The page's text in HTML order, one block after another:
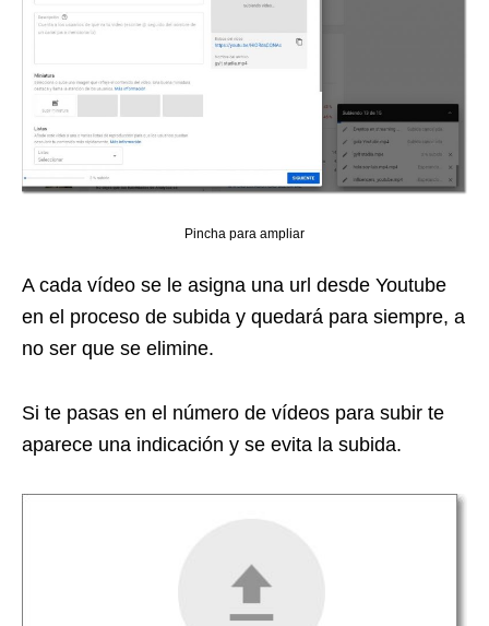
Pincha para ampliar
A cada vídeo se le asigna una url desde Youtube
en el proceso de subida y quedará para siempre, a
no ser que se elimine.
Si te pasas en el número de vídeos para subir te
aparece una indicación y se evita la subida.